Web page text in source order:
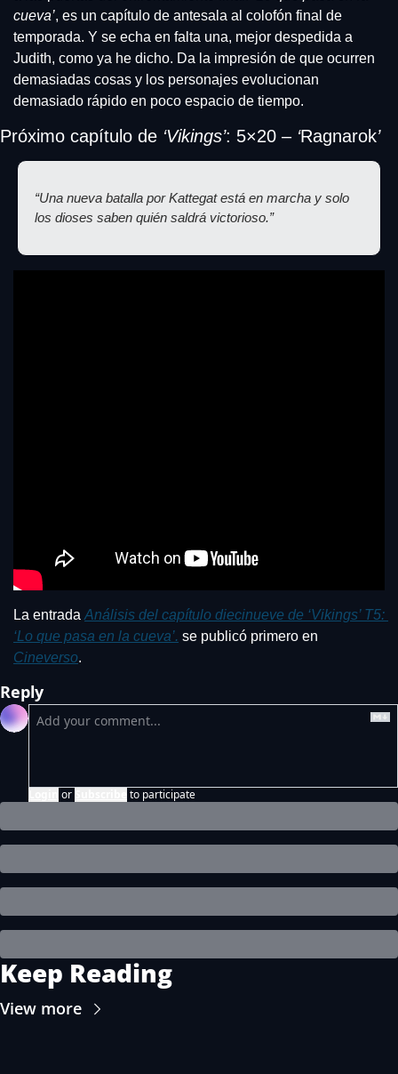
cueva’, es un capítulo de antesala al colofón final de
temporada. Y se echa en falta una, mejor despedida a
Judith, como ya he dicho. Da la impresión de que ocurren
demasiadas cosas y los personajes evolucionan
demasiado rápido en poco espacio de tiempo.
Próximo capítulo de ‘Vikings’: 5×20 – ‘Ragnarok’
“Una nueva batalla por Kattegat está en marcha y solo
los dioses saben quién saldrá victorioso.”
La entrada Análisis del capítulo diecinueve de ‘Vikings’ T5:
‘Lo que pasa en la cueva’.
Cineverso.
Reply
or to participate
Keep Reading
View more